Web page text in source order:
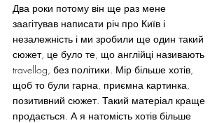
Два роки потому він ще раз мене
заагітував написати річ про Київ і
незалежність і ми зробили ще один такий
сюжет, це було те, що англійці називають
travellog, без політики. Мір більше хотів,
щоб то були гарна, приємна картинка,
позитивний сюжет. Такий матеріал краще
продається. А я натомість хотів більше